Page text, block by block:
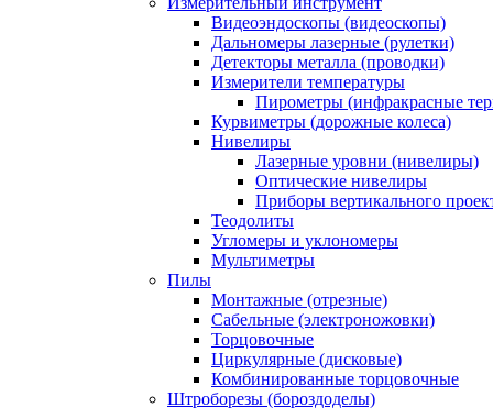
Видеоэндоскопы (видеоскопы)
Дальномеры лазерные (рулетки)
Детекторы металла (проводки)
Измерители температуры
Пирометры (инфракрасные
Курвиметры (дорожные колеса)
Нивелиры
Лазерные уровни (нивелиры)
Оптические нивелиры
Приборы вертикального
Теодолиты
Угломеры и уклономеры
Мультиметры
Пилы
Монтажные (отрезные)
Сабельные (электроножовки)
Торцовочные
Циркулярные (дисковые)
Комбинированные торцовочные
Штроборезы (бороздоделы)